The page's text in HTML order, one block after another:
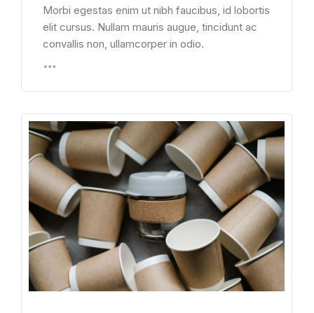
Morbi egestas enim ut nibh faucibus, id lobortis
elit cursus. Nullam mauris augue, tincidunt ac
convallis non, ullamcorper in odio.